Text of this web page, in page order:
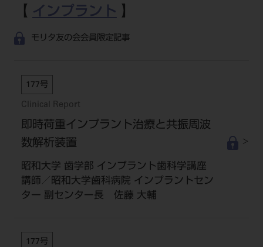
【 インプラント 】
モリタ友の会会員限定記事
177号
Clinical Report
即時荷重インプラント治療と共振周波
数解析装置
昭和大学 歯学部 インプラント歯科学講座
講師／昭和大学歯科病院 インプラントセン
ター 副センター長 佐藤 大輔
177号